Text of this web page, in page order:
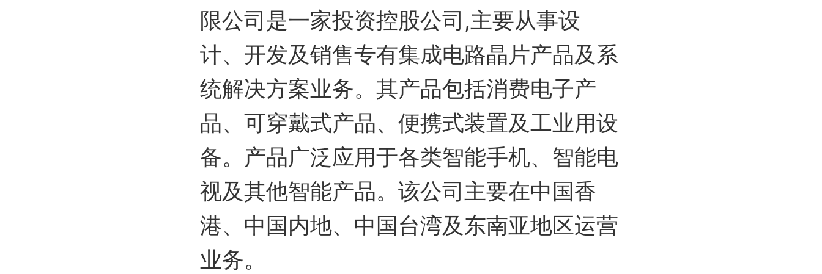
限公司是一家投资控股公司,主要从事设
计、开发及销售专有集成电路晶片产品及系
统解决方案业务。其产品包括消费电子产
品、可穿戴式产品、便携式装置及工业用设
备。产品广泛应用于各类智能手机、智能电
视及其他智能产品。该公司主要在中国香
港、中国内地、中国台湾及东南亚地区运营
业务。